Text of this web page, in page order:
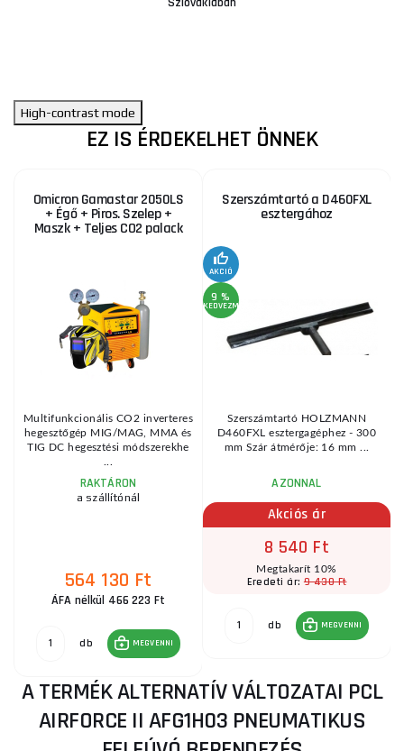
High-contrast mode
EZ IS ÉRDEKELHET ÖNNEK
Omicron Gamastar 2050LS
+ Égő + Piros. Szelep +
Maszk + Teljes CO2 palack
Multifunkcionális CO2 inverteres
hegesztőgép MIG/MAG, MMA és
TIG DC hegesztési módszerekhe
RAKTÁRON
a szállítónál
564 130 Ft
ÁFA nélkül 466 223 Ft
db MEGVENNI
Szerszámtartó a D460FXL
esztergához
AKCIÓ
9 %
KEDVEZMÉNY
Szerszámtartó HOLZMANN
D460FXL esztergagéphez - 300
mm Szár átmérője: 16 mm ...
AZONNAL
Akciós ár
8 540 Ft
Megtakarít 10%
Eredeti ár:9 430 Ft
db MEGVENNI
A TERMÉK ALTERNATÍV VÁLTOZATAI PCL
AIRFORCE II AFG1H03 PNEUMATIKUS